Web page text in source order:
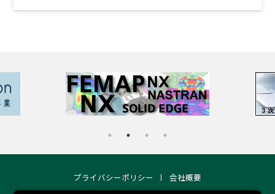
プライバシーポリシー 会社概要